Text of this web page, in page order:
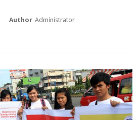
Author Administrator